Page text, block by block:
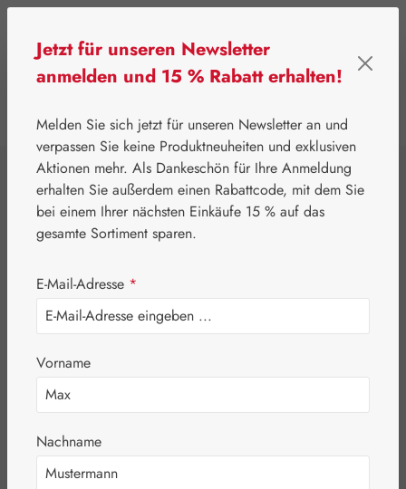
⌂ Gall Pharma Aminosäuren
L-Threonin 500 mg
GPH Kapseln
Bildergalerie überspringen
Jetzt für unseren Newsletter
anmelden und 15 % Rabatt erhalten!
Melden Sie sich jetzt für unseren Newsletter an und
verpassen Sie keine Produktneuheiten und exklusiven
Aktionen mehr. Als Dankeschön für Ihre Anmeldung
erhalten Sie außerdem einen Rabattcode, mit dem Sie
bei einem Ihrer nächsten Einkäufe 15 % auf das
gesamte Sortiment sparen.
E-Mail-Adresse *
Vorname
Nachname